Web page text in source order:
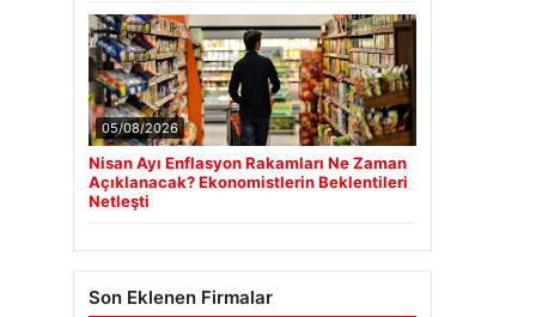
05/08/2026
Nisan Ayı Enflasyon Rakamları Ne Zaman
Açıklanacak? Ekonomistlerin Beklentileri
Netleşti
Son Eklenen Firmalar